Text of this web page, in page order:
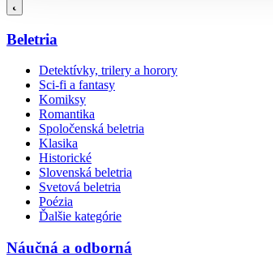
Beletria
Detektívky, trilery a horory
Sci-fi a fantasy
Komiksy
Romantika
Spoločenská beletria
Klasika
Historické
Slovenská beletria
Svetová beletria
Poézia
Ďalšie kategórie
Náučná a odborná